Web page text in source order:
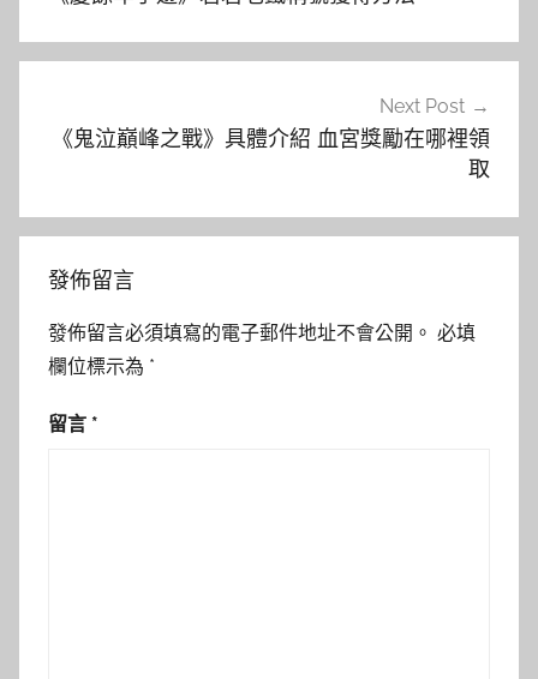
覽
Next Post
《鬼泣巔峰之戰》具體介紹 血宮獎勵在哪裡領
取
發佈留言
發佈留言必須填寫的電子郵件地址不會公開。 必填
欄位標示為 *
留言 *